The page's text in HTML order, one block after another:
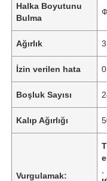
Halka Boyutunu
Bulma
Ağırlık
İzin verilen hata
Boşluk Sayısı
Kalıp Ağırlığı
Vurgulamak: